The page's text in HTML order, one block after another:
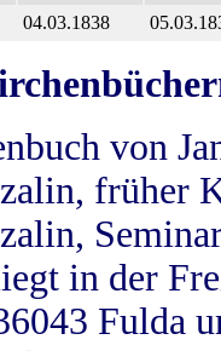
04.03.1838
von
früher
in der
Fulda